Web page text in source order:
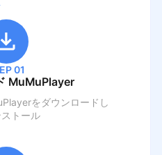
01
MuMuPlayer
をダウンロードし
トール